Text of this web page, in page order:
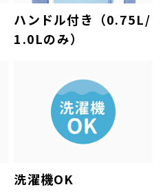
ハンドル付き（0.75L/
1.0Lのみ）
洗濯機OK